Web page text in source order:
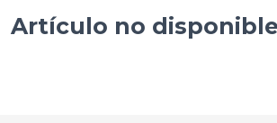
Artículo no disponible